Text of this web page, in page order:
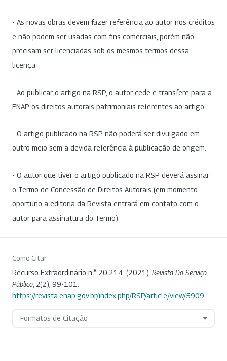
- As novas obras devem fazer referência ao autor nos créditos
e não podem ser usadas com fins comerciais, porém não
precisam ser licenciadas sob os mesmos termos dessa
licença.
- Ao publicar o artigo na RSP, o autor cede e transfere para a
ENAP os direitos autorais patrimoniais referentes ao artigo.
- O artigo publicado na RSP não poderá ser divulgado em
outro meio sem a devida referência à publicação de origem.
- O autor que tiver o artigo publicado na RSP deverá assinar
o Termo de Concessão de Direitos Autorais (em momento
oportuno a editoria da Revista entrará em contato com o
autor para assinatura do Termo).
Como Citar
Recurso Extraordinário n.° 20.214. (2021). Revista Do Serviço
Público 2(2), 99-101.
https://revista.enap.gov.br/index.php/RSP/article/view/5909
Formatos de Citação